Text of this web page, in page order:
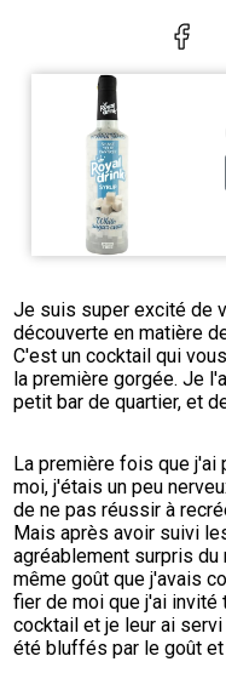
Je suis super excité de
découverte en matière
C'est un cocktail qui
la première gorgée. Je
petit bar de quartier, et
La première fois que j'ai
moi, j'étais un peu
de ne pas réussir à
Mais après avoir suivi
agréablement surpris
même goût que j'avais
fier de moi que j'ai
cocktail et je leur ai
été bluffés par le goût